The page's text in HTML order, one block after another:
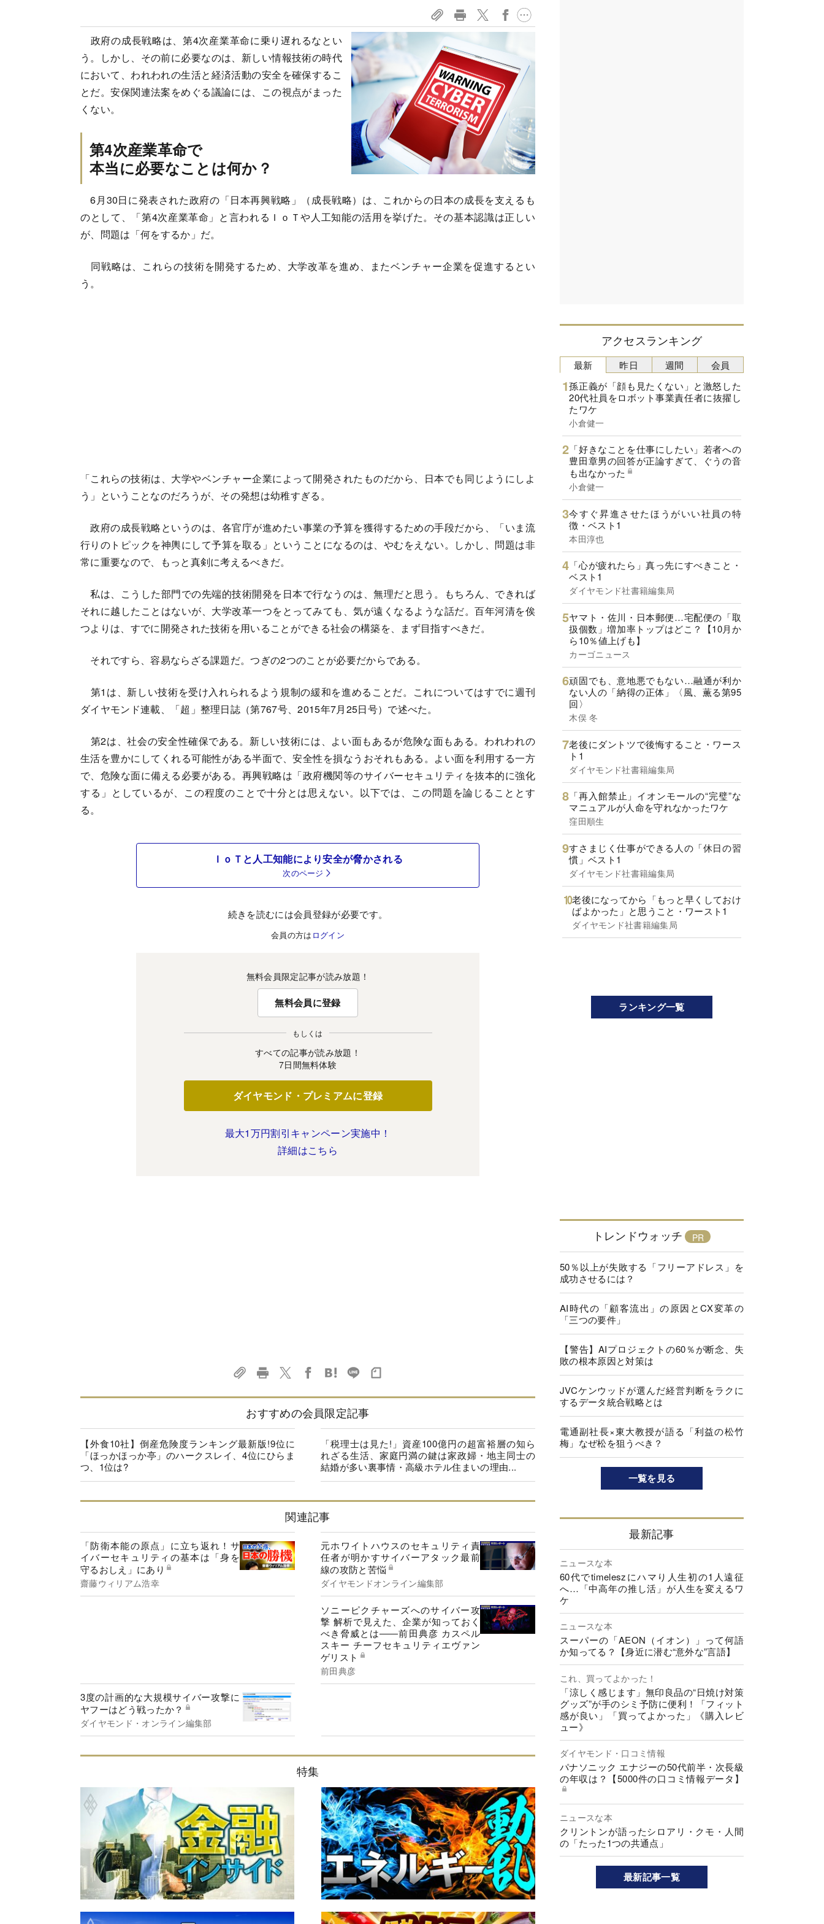
政府の成長戦略は、第4次産業革命に乗り遅れるなとい
う。しかし、その前に必要なのは、新しい情報技術の時代
において、われわれの生活と経済活動の安全を確保するこ
とだ。安保関連法案をめぐる議論には、この視点がまった
くない。
第4次産業革命で
本当に必要なことは何か？
6月30日に発表された政府の「日本再興戦略」（成長戦略）は、これからの日本の成長を支えるも
のとして、「第4次産業革命」と言われるＩｏＴや人工知能の活用を挙げた。その基本認識は正しい
が、問題は「何をするか」だ。
同戦略は、これらの技術を開発するため、大学改革を進め、またベンチャー企業を促進するとい
う。
「これらの技術は、大学やベンチャー企業によって開発されたものだから、日本でも同じようにしよ
う」ということなのだろうが、その発想は幼稚すぎる。
政府の成長戦略というのは、各官庁が進めたい事業の予算を獲得するための手段だから、「いま流
行りのトピックを神輿にして予算を取る」ということになるのは、やむをえない。しかし、問題は非
常に重要なので、もっと真剣に考えるべきだ。
私は、こうした部門での先端的技術開発を日本で行なうのは、無理だと思う。もちろん、できれば
それに越したことはないが、大学改革一つをとってみても、気が遠くなるような話だ。百年河清を俟
つよりは、すでに開発された技術を用いることができる社会の構築を、まず目指すべきだ。
それですら、容易ならざる課題だ。つぎの2つのことが必要だからである。
第1は、新しい技術を受け入れられるよう規制の緩和を進めることだ。これについてはすでに週刊
ダイヤモンド連載、「超」整理日誌（第767号、2015年7月25日号）で述べた。
第2は、社会の安全性確保である。新しい技術には、よい面もあるが危険な面もある。われわれの
生活を豊かにしてくれる可能性がある半面で、安全性を損なうおそれもある。よい面を利用する一方
で、危険な面に備える必要がある。再興戦略は「政府機関等のサイバーセキュリティを抜本的に強化
する」としているが、この程度のことで十分とは思えない。以下では、この問題を論じることとす
る。
ＩｏＴと人工知能により安全が脅かされる
次のページ
続きを読むには会員登録が必要です。
会員の方は ログイン
無料会員限定記事が読み放題！
無料会員に登録
もしくは
すべての記事が読み放題！
7日間無料体験
ダイヤモンド・プレミアムに登録
最大1万円割引キャンペーン実施中！
詳細はこちら
おすすめの会員限定記事
【外食10社】倒産危険度ランキング最新版!9位に
「ほっかほっか亭」のハークスレイ、4位にひらま
つ、1位は?
「税理士は見た!」資産100億円の超富裕層の知ら
れざる生活、家庭円満の鍵は家政婦・地主同士の
結婚が多い裏事情・高級ホテル住まいの理由...
関連記事
「防衛本能の原点」に立ち返れ！サ
イバーセキュリティの基本は「身を
守るおしえ」にあり
齋藤ウィリアム浩幸
元ホワイトハウスのセキュリティ責
任者が明かすサイバーアタック最前
線の攻防と苦悩
ダイヤモンドオンライン編集部
ソニーピクチャーズへのサイバー攻
撃 解析で見えた、企業が知っておく
べき脅威とは――前田典彦 カスペル
スキー チーフセキュリティエヴァン
ゲリスト
前田典彦
3度の計画的な大規模サイバー攻撃に
ヤフーはどう戦ったか？
ダイヤモンド・オンライン編集部
特集
アクセスランキング
最新
孫正義が「顔も見たくない」と激怒した
20代社員をロボット事業責任者に抜擢し
たワケ
小倉健一
「好きなことを仕事にしたい」若者への
豊田章男の回答が正論すぎて、ぐうの音
も出なかった
小倉健一
今すぐ昇進させたほうがいい社員の特
徴・ベスト1
本田淳也
「心が疲れたら」真っ先にすべきこと・
ベスト1
ダイヤモンド社書籍編集局
ヤマト・佐川・日本郵便…宅配便の「取
扱個数」増加率トップはどこ？【10月か
ら10％値上げも】
カーゴニュース
頑固でも、意地悪でもない…融通が利か
ない人の「納得の正体」〈風、薫る第95
回〉
木俣 冬
老後にダントツで後悔すること・ワース
ト1
ダイヤモンド社書籍編集局
「再入館禁止」イオンモールの“完璧”な
マニュアルが人命を守れなかったワケ
窪田順生
すさまじく仕事ができる人の「休日の習
慣」ベスト1
ダイヤモンド社書籍編集局
老後になってから「もっと早くしておけ
ばよかった」と思うこと・ワースト1
ダイヤモンド社書籍編集局
昨日 週間 会員
ランキング一覧
トレンドウォッチ
50％以上が失敗する「フリーアドレス」を
成功させるには？
AI時代の「顧客流出」の原因とCX変革の
「三つの要件」
【警告】AIプロジェクトの60％が断念、失
敗の根本原因と対策は
JVCケンウッドが選んだ経営判断をラクに
するデータ統合戦略とは
電通副社長×東大教授が語る「利益の松竹
梅」なぜ松を狙うべき？
一覧を見る
最新記事
ニュースな本
60代でtimeleszにハマり人生初の1人遠征
へ…「中高年の推し活」が人生を変えるワ
ケ
ニュースな本
スーパーの「AEON（イオン）」って何語
か知ってる？【身近に潜む“意外な”言語】
これ、買ってよかった！
「涼しく感じます」無印良品の“日焼け対策
グッズ”が手のシミ予防に便利！「フィット
感が良い」「買ってよかった」《購入レビ
ュー》
ダイヤモンド・口コミ情報
パナソニック エナジーの50代前半・次長級
の年収は？【5000件の口コミ情報データ】
ニュースな本
クリントンが語ったシロアリ・クモ・人間
の「たった1つの共通点」
最新記事一覧